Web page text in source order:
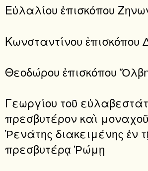
Εὐλαλίου ἐπισκόπου
Κωνσταντίνου ἐπισκόπου
Θεοδώρου ἐπισκόπου
Γεωργίου τοῦ
πρεσβυτέρον καὶ
Ῥενάτης διακειμένης ἐν
πρεσβυτέρᾳ Ῥώμῃ